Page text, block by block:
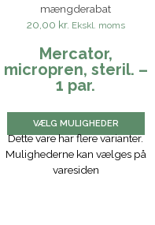
mængderabat
20,00 kr. Ekskl. moms
Mercator,
micropren, steril. –
1 par.
VÆLG MULIGHEDER
Dette vare har flere varianter.
Mulighederne kan vælges på
varesiden